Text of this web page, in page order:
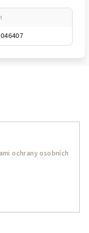
ochrany osobních